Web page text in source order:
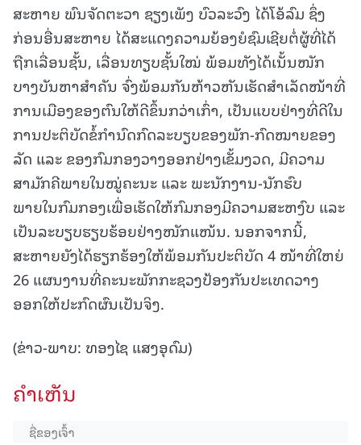
ສະຫາຍ ພົນຈັດຕະວາ ຊຽງເພັງ ບົວລະວົງ ໄດ້ໂອ້ລົມ ຊຶ່ງ
ກ່ອນອື່ນສະຫາຍ ໄດ້ສະແດງຄວາມຍ້ອງຍໍຊົມເຊີຍຕໍ່ຜູ້ທີ່ໄດ້
ຖືກເລື່ອນຊັ້ນ, ເລື່ອນທຽບຊັ້ນໃໝ່ ພ້ອມທັງໄດ້ເນັ້ນໜັກ
ບາງບັນຫາສໍາຄັນ ຈົ່ງພ້ອມກັນຫ້າວຫັນເຮັດສໍາເລັດໜ້າທີ່
ການເມືອງຂອງຕົນໃຫ້ດີຂຶ້ນກວ່າເກົ່າ, ເປັນແບບຢ່າງທີ່ດີໃນ
ການປະຕິບັດຂໍ້ກໍານົດກົດລະບຽບຂອງພັກ-ກົດໝາຍຂອງ
ລັດ ແລະ ຂອງກົມກອງວາງອອກຢ່າງເຂັ້ມງວດ, ມີຄວາມ
ສາມັກຄີພາຍໃນໝູ່ຄະນະ ແລະ ພະນັກງານ-ນັກຮົບ
ພາຍໃນກົມກອງເພື່ອເຮັດໃຫ້ກົມກອງມີຄວາມສະຫງົບ ແລະ
ເປັນລະບຽບຮຽບຮ້ອຍຢ່າງໜັກແໜ້ນ. ນອກຈາກນີ້,
ສະຫາຍຍັງໄດ້ຮຽກຮ້ອງໃຫ້ພ້ອມກັນປະຕິບັດ 4 ໜ້າທີ່ໃຫຍ່
26 ແຜນງານທີ່ຄະນະພັກກະຊວງປ້ອງກັນປະເທດວາງ
ອອກໃຫ້ປະກົດຜົນເປັນຈິງ.
(ຂ່າວ-ພາບ: ທອງໄຊ ແສງອຸດົມ)
ຄໍາເຫັນ